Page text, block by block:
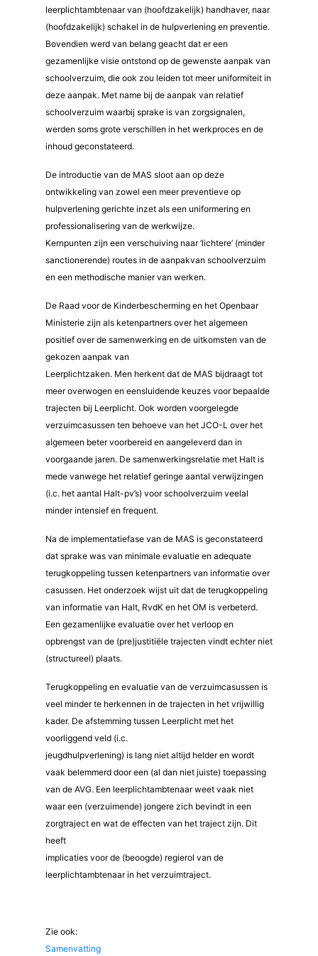
leerplichtambtenaar van (hoofdzakelijk) handhaver, naar
(hoofdzakelijk) schakel in de hulpverlening en preventie.
Bovendien werd van belang geacht dat er een
gezamenlijke visie ontstond op de gewenste aanpak van
schoolverzuim, die ook zou leiden tot meer uniformiteit in
deze aanpak. Met name bij de aanpak van relatief
schoolverzuim waarbij sprake is van zorgsignalen,
werden soms grote verschillen in het werkproces en de
inhoud geconstateerd.
De introductie van de MAS sloot aan op deze
ontwikkeling van zowel een meer preventieve op
hulpverlening gerichte inzet als een uniformering en
professionalisering van de werkwijze.
Kernpunten zijn een verschuiving naar ‘lichtere’ (minder
sanctionerende) routes in de aanpakvan schoolverzuim
en een methodische manier van werken.
De Raad voor de Kinderbescherming en het Openbaar
Ministerie zijn als ketenpartners over het algemeen
positief over de samenwerking en de uitkomsten van de
gekozen aanpak van
Leerplichtzaken. Men herkent dat de MAS bijdraagt tot
meer overwogen en eensluidende keuzes voor bepaalde
trajecten bij Leerplicht. Ook worden voorgelegde
verzuimcasussen ten behoeve van het JCO-L over het
algemeen beter voorbereid en aangeleverd dan in
voorgaande jaren. De samenwerkingsrelatie met Halt is
mede vanwege het relatief geringe aantal verwijzingen
(i.c. het aantal Halt-pv’s) voor schoolverzuim veelal
minder intensief en frequent.
Na de implementatiefase van de MAS is geconstateerd
dat sprake was van minimale evaluatie en adequate
terugkoppeling tussen ketenpartners van informatie over
casussen. Het onderzoek wijst uit dat de terugkoppeling
van informatie van Halt, RvdK en het OM is verbeterd.
Een gezamenlijke evaluatie over het verloop en
opbrengst van de (pre)justitiële trajecten vindt echter niet
(structureel) plaats.
Terugkoppeling en evaluatie van de verzuimcasussen is
veel minder te herkennen in de trajecten in het vrijwillig
kader. De afstemming tussen Leerplicht met het
voorliggend veld (i.c.
jeugdhulpverlening) is lang niet altijd helder en wordt
vaak belemmerd door een (al dan niet juiste) toepassing
van de AVG. Een leerplichtambtenaar weet vaak niet
waar een (verzuimende) jongere zich bevindt in een
zorgtraject en wat de effecten van het traject zijn. Dit
heeft
implicaties voor de (beoogde) regierol van de
leerplichtambtenaar in het verzuimtraject.
Zie ook:
Samenvatting